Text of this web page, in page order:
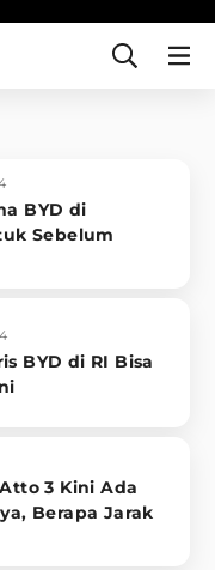
BYD di
Sebelum
BYD di RI Bisa
3 Kini Ada
Berapa Jarak